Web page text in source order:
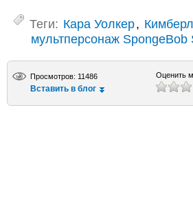
Теги: Кара Уолкер,
мультперсонаж SpongeBob
Просмотров: 11486
Вставить в блог
Оценить